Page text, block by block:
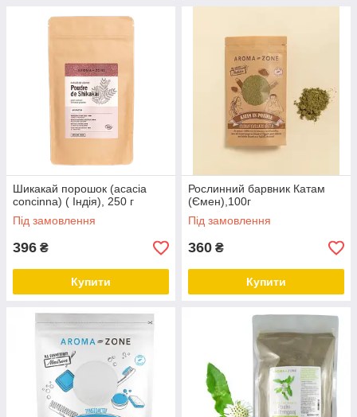
Шикакай порошок (acacia
concinna) ( Індія), 250 г
Під замовлення
396 ₴
Купити
Рослинний барвник Катам
(Ємен),100г
Під замовлення
360 ₴
Купити